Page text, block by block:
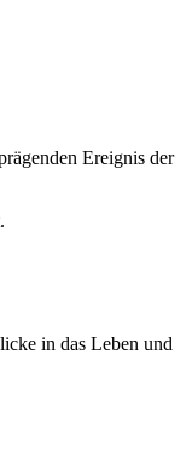
Ereignis der
in das Leben und